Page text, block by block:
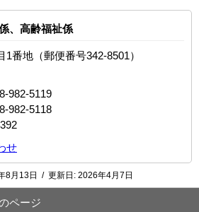
、高齢福祉係
番地（郵便番号342-8501）
982-5119
982-5118
せ
8月13日 / 更新日: 2026年4月7日
ページ